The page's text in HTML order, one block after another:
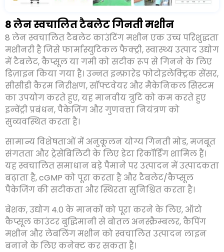
8 लेन स्वचालित टैबलेट गिनती मशीन
8 लेन स्वचालित टैबलेट काउंटिंग मशीन एक उच्च परिशुद्धता
मशीनरी है जिसे फार्मास्युटिकल फैक्ट्री, स्वास्थ्य उत्पाद उद्योग
में टैबलेट, कैप्सूल या गमी को सटीक रूप से गिनने के लिए
डिज़ाइन किया गया है। उन्नत इन्फ्रारेड फोटोइलेक्ट्रिक सेंसर,
सीसीडी कैरम निरीक्षण, सॉफ्टवेयर और मैकेनिकल सिस्टम
का उपयोग करते हुए, यह मानवीय त्रुटि को कम करते हुए
इन्वेंट्री प्रबंधन, पैकेजिंग और गुणवत्ता नियंत्रण को
सुव्यवस्थित करता है।
सामान्य विशेषताओं में अनुकूलन योग्य गिनती मोड, मजबूत
संगतता और ट्रेसेबिलिटी के लिए डेटा रिकॉर्डिंग शामिल हैं।
यह स्वचालित समाधान बड़े पैमाने पर उत्पादन में उत्पादकता
बढ़ाता है, cGMP को पूरा करता है और टैबलेट/कैप्सूल
पैकेजिंग की सटीकता और स्थिरता सुनिश्चित करता है।
बेशक, उद्योग 4.0 के मानकों को पूरा करने के लिए, ऑटो
कैप्सूल काउंटर बुद्धिमानी से बोतल अनस्क्रैम्बलर, कैपिंग
मशीन और लेबलिंग मशीन को स्वचालित उत्पादन लाइन
बनाने के लिए कनेक्ट कर सकता है।